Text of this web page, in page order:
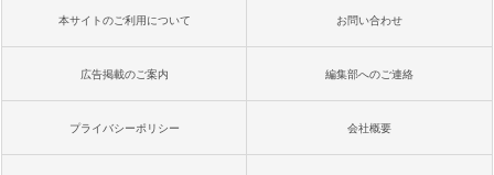
本サイトのご利用について お問い合わせ
広告掲載のご案内 編集部へのご連絡
プライバシーポリシー 会社概要